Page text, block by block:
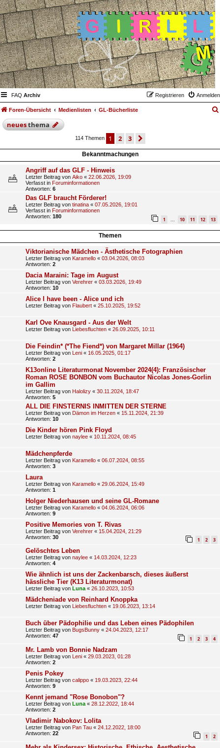
FAQ Archiv Anmelden
Registrieren
Foren-Übersicht Medienlisten GL-Bücherliste
neuesthema
114 Themen 1 2 3
Bekanntmachungen
Angriff auf das GLF - Hinweis
Letzter Beitrag von Aiko « 22.06.2026, 19:09
Verfasst in Foruminformationen
Antworten: 6
Das GLF braucht Förderer!
Letzter Beitrag von tinatina « 07.05.2026, 19:01
Verfasst in Foruminformationen
Antworten: 180 1 … 10 11 12 13
Themen
Viktorianische Mädchen - Ästhetische Fotographien
Letzter Beitrag von Karamello « 03.04.2026, 08:03
Antworten: 2
Dacia Maraini: Tage im August
Letzter Beitrag von Verehrer « 03.03.2026, 19:49
Antworten: 10
Alice I have been - Alice und ich
Letzter Beitrag von Flaubert « 25.10.2025, 19:52
Karl Ove Knausgard - Aus der Welt
Letzter Beitrag von Liebesfluchten « 26.09.2025, 10:11
Die Feindin* (*The Fiend*) von Margaret Millar (1964)
Letzter Beitrag von Leni « 16.05.2025, 01:17
Antworten: 2
K13online Literaturmonat November 2024(4): Französischer
Roman ROSE BONBON vom Buchautor Nicolas Jones-Gorlin
im Gallim
Letzter Beitrag von Halolizy « 30.11.2024, 18:47
Antworten: 5
ALL DIE FINSTERNIS INMITTEN DER STERNE
Letzter Beitrag von Dämon im Herzen « 15.11.2024, 21:39
Antworten: 10
Die Kinder hören Pink Floyd
Letzter Beitrag von naylee « 10.11.2024, 08:45
Mädchenpferde
Letzter Beitrag von Karamello « 06.07.2024, 08:55
Antworten: 3
Laura
Letzter Beitrag von Karamello « 29.06.2024, 15:49
Antworten: 1
Holger Niederhausen und seine GL-Romane
Letzter Beitrag von Karamello « 04.06.2024, 06:06
Antworten: 9
Positive Memories von T. Rivas
Letzter Beitrag von Verehrer « 15.04.2024, 21:29
Antworten: 30 1 2 3
Gelöschtes Leben
Letzter Beitrag von naylee « 14.03.2024, 12:23
Antworten: 4
Wie ähnlich ist uns der Zackenbarsch, dieses äußerst
hässliche Tier (K13 Literaturmonat)
Letzter Beitrag von Luna « 26.10.2023, 10:53
Mädcheniade von Reinhard Knoppka
Letzter Beitrag von Liebesfluchten « 19.06.2023, 13:14
Buch über Pädophilie und das Leben eines Pädophilen
Letzter Beitrag von BugsBunny « 24.04.2023, 12:17
Antworten: 47 1 2 3 4
Mr. Lamb von Bonnie Nadzam
Letzter Beitrag von Leni « 29.03.2023, 01:28
Antworten: 2
Penis Pokey
Letzter Beitrag von calippo « 19.03.2023, 22:44
Antworten: 9
Kennt jemand "Rose Bonobon"?
Letzter Beitrag von Luna « 28.12.2022, 18:44
Antworten: 2
Vladimir Nabokov: Lolita
Letzter Beitrag von Pan Tau « 24.12.2022, 18:00
Antworten: 22 1 2